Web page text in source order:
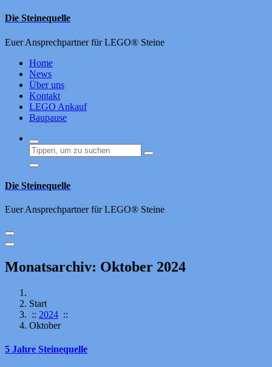
Zum
springen
Die Steinequelle
Euer Ansprechpartner für LEGO® Steine
Home
News
Über uns
Kontakt
LEGO Ankauf
Baupause
Die Steinequelle
Euer Ansprechpartner für LEGO® Steine
Monatsarchiv: Oktober 2024
Start
:: 2024 ::
Oktober
5 Jahre Steinequelle